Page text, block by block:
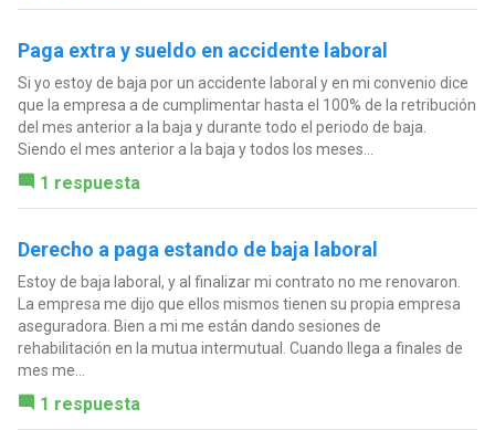
Paga extra y sueldo en accidente laboral
Si yo estoy de baja por un accidente laboral y en mi convenio dice
que la empresa a de cumplimentar hasta el 100% de la retribución
del mes anterior a la baja y durante todo el periodo de baja.
Siendo el mes anterior a la baja y todos los meses...
1 respuesta
Derecho a paga estando de baja laboral
Estoy de baja laboral, y al finalizar mi contrato no me renovaron.
La empresa me dijo que ellos mismos tienen su propia empresa
aseguradora. Bien a mi me están dando sesiones de
rehabilitación en la mutua intermutual. Cuando llega a finales de
mes me...
1 respuesta